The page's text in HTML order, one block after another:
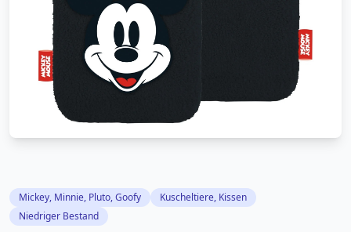
Mickey, Minnie, Pluto, Goofy
Kuscheltiere, Kissen
Niedriger Bestand